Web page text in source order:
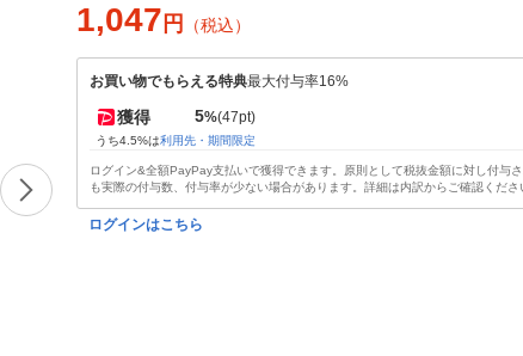
1,047 円 （税込）
お買い物でもらえる特典最大付与率16%
獲得 5%(47pt)
うち4.5%は利用先・期間限定
ログイン&全額PayPay支払いで獲得できます。原則として税抜金額に対し付与
も実際の付与数、付与率が少ない場合があります。詳細は内訳からご確認くださ
ログインはこちら